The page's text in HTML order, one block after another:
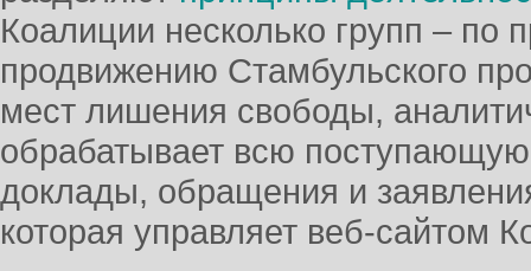
Коалиции несколько групп – по
продвижению Стамбульского
мест лишения свободы,
обрабатывает всю
доклады, обращения и
которая управляет веб-сайтом